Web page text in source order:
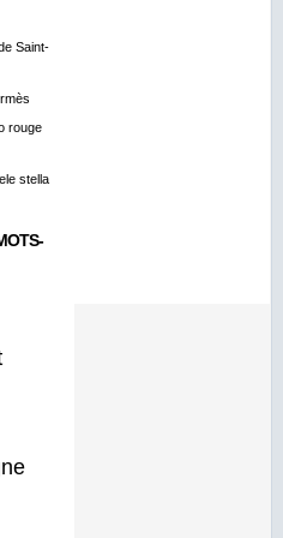
Saint-
rouge
stella